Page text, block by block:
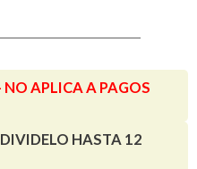
NO APLICA A PAGOS
HASTA 12